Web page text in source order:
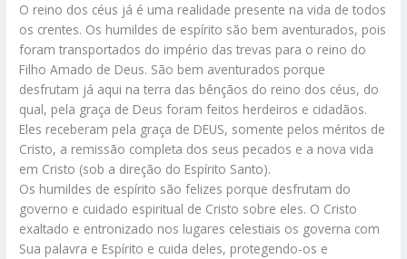
O reino dos céus já é uma realidade presente na vida de todos
os crentes. Os humildes de espírito são bem aventurados, pois
foram transportados do império das trevas para o reino do
Filho Amado de Deus. São bem aventurados porque
desfrutam já aqui na terra das bênçãos do reino dos céus, do
qual, pela graça de Deus foram feitos herdeiros e cidadãos.
Eles receberam pela graça de DEUS, somente pelos méritos de
Cristo, a remissão completa dos seus pecados e a nova vida
em Cristo (sob a direção do Espírito Santo).
Os humildes de espírito são felizes porque desfrutam do
governo e cuidado espiritual de Cristo sobre eles. O Cristo
exaltado e entronizado nos lugares celestiais os governa com
Sua palavra e Espírito e cuida deles, protegendo-os e